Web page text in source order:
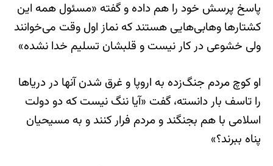
پاسخ پرسش خود را هم داده و گفته «مسئول همه این
کشتارها وهابی‌هایی هستند که نماز اول وقت می‌خوانند
ولی خشوعی در کار نیست و قلبشان تسلیم خدا نشده»
او کوچ مردم جنگ‌زده به اروپا و غرق شدن آنها در دریاها
را تاسف بار دانسته، گفت «آیا ننگ نیست که دو دولت
اسلامی با هم بجنگند و مردم فرار کنند و به مسیحیان
پناه ببرند؟»